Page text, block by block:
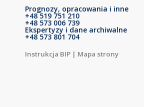
Prognozy, opracowania i inne
+48 519 751 210
+48 573 006 739
Ekspertyzy i dane archiwalne
+48 573 801 704
Instrukcja BIP | Mapa strony